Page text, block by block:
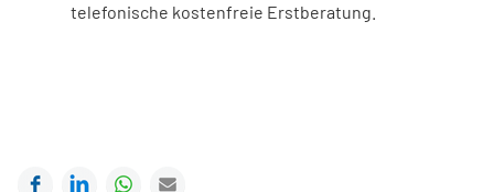
telefonische kostenfreie Erstberatung.
FacebookLinkedInWhatsApp